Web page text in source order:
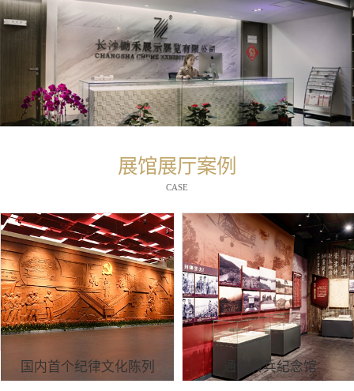
展馆展厅案例
CASE
国内首个纪律文化陈列 通道转兵纪念馆